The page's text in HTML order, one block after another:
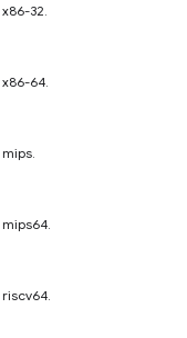
32.
64.